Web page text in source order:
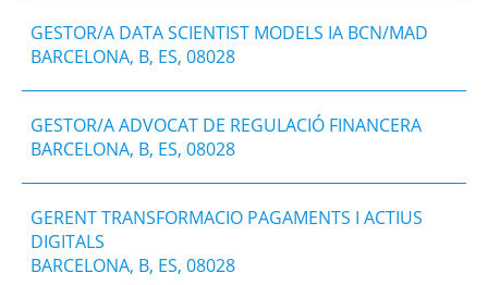
GESTOR/A DATA SCIENTIST MODELS IA BCN/MAD
BARCELONA, B, ES, 08028
GESTOR/A ADVOCAT DE REGULACIÓ FINANCERA
BARCELONA, B, ES, 08028
GERENT TRANSFORMACIO PAGAMENTS I ACTIUS
DIGITALS
BARCELONA, B, ES, 08028